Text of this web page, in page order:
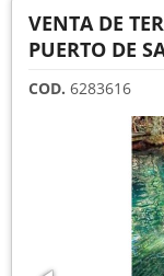
VENTA DE
PUERTO DE
COD. 6283616